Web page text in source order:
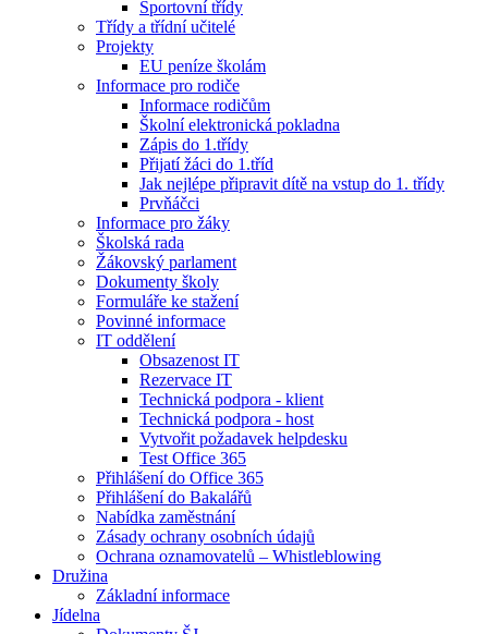
Sportovní třídy
Třídy a třídní učitelé
Projekty
EU peníze školám
Informace pro rodiče
Informace rodičům
Školní elektronická pokladna
Zápis do 1.třídy
Přijatí žáci do 1.tříd
Jak nejlépe připravit dítě na vstup do 1. třídy
Prvňáčci
Informace pro žáky
Školská rada
Žákovský parlament
Dokumenty školy
Formuláře ke stažení
Povinné informace
IT oddělení
Obsazenost IT
Rezervace IT
Technická podpora - klient
Technická podpora - host
Vytvořit požadavek helpdesku
Test Office 365
Přihlášení do Office 365
Přihlášení do Bakalářů
Nabídka zaměstnání
Zásady ochrany osobních údajů
Ochrana oznamovatelů – Whistleblowing
Družina
Základní informace
Jídelna